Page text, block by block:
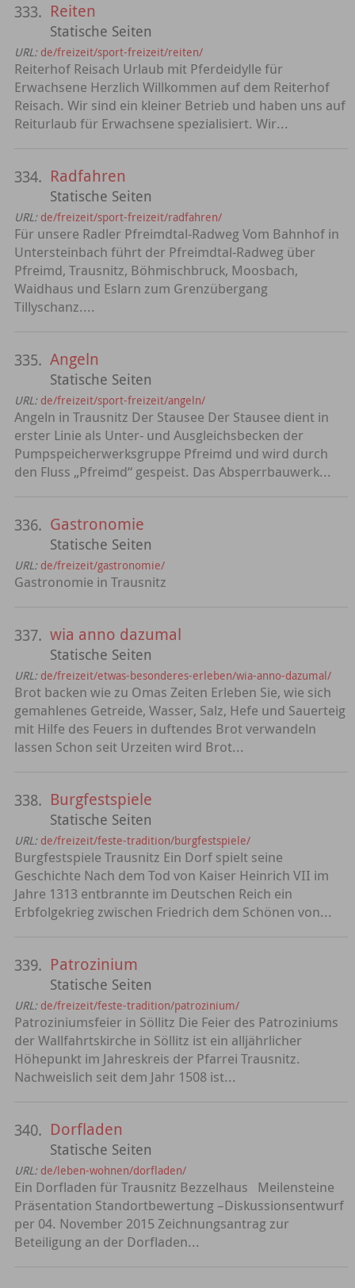
333. Reiten
Statische Seiten
URL: de/freizeit/sport-freizeit/reiten/
Reiterhof Reisach Urlaub mit Pferdeidylle für
Erwachsene Herzlich Willkommen auf dem Reiterhof
Reisach. Wir sind ein kleiner Betrieb und haben uns auf
Reiturlaub für Erwachsene spezialisiert. Wir...
334. Radfahren
Statische Seiten
URL: de/freizeit/sport-freizeit/radfahren/
Für unsere Radler Pfreimdtal-Radweg Vom Bahnhof in
Untersteinbach führt der Pfreimdtal-Radweg über
Pfreimd, Trausnitz, Böhmischbruck, Moosbach,
Waidhaus und Eslarn zum Grenzübergang
Tillyschanz....
335. Angeln
Statische Seiten
URL: de/freizeit/sport-freizeit/angeln/
Angeln in Trausnitz Der Stausee Der Stausee dient in
erster Linie als Unter- und Ausgleichsbecken der
Pumpspeicherwerksgruppe Pfreimd und wird durch
den Fluss „Pfreimd“ gespeist. Das Absperrbauwerk...
336. Gastronomie
Statische Seiten
URL: de/freizeit/gastronomie/
Gastronomie in Trausnitz
337. wia anno dazumal
Statische Seiten
URL: de/freizeit/etwas-besonderes-erleben/wia-anno-dazumal/
Brot backen wie zu Omas Zeiten Erleben Sie, wie sich
gemahlenes Getreide, Wasser, Salz, Hefe und Sauerteig
mit Hilfe des Feuers in duftendes Brot verwandeln
lassen Schon seit Urzeiten wird Brot...
338. Burgfestspiele
Statische Seiten
URL: de/freizeit/feste-tradition/burgfestspiele/
Burgfestspiele Trausnitz Ein Dorf spielt seine
Geschichte Nach dem Tod von Kaiser Heinrich VII im
Jahre 1313 entbrannte im Deutschen Reich ein
Erbfolgekrieg zwischen Friedrich dem Schönen von...
339. Patrozinium
Statische Seiten
URL: de/freizeit/feste-tradition/patrozinium/
Patroziniumsfeier in Söllitz Die Feier des Patroziniums
der Wallfahrtskirche in Söllitz ist ein alljährlicher
Höhepunkt im Jahreskreis der Pfarrei Trausnitz.
Nachweislich seit dem Jahr 1508 ist...
340. Dorfladen
Statische Seiten
URL: de/leben-wohnen/dorfladen/
Ein Dorfladen für Trausnitz Bezzelhaus Meilensteine
Präsentation Standortbewertung –Diskussionsentwurf
per 04. November 2015 Zeichnungsantrag zur
Beteiligung an der Dorfladen...